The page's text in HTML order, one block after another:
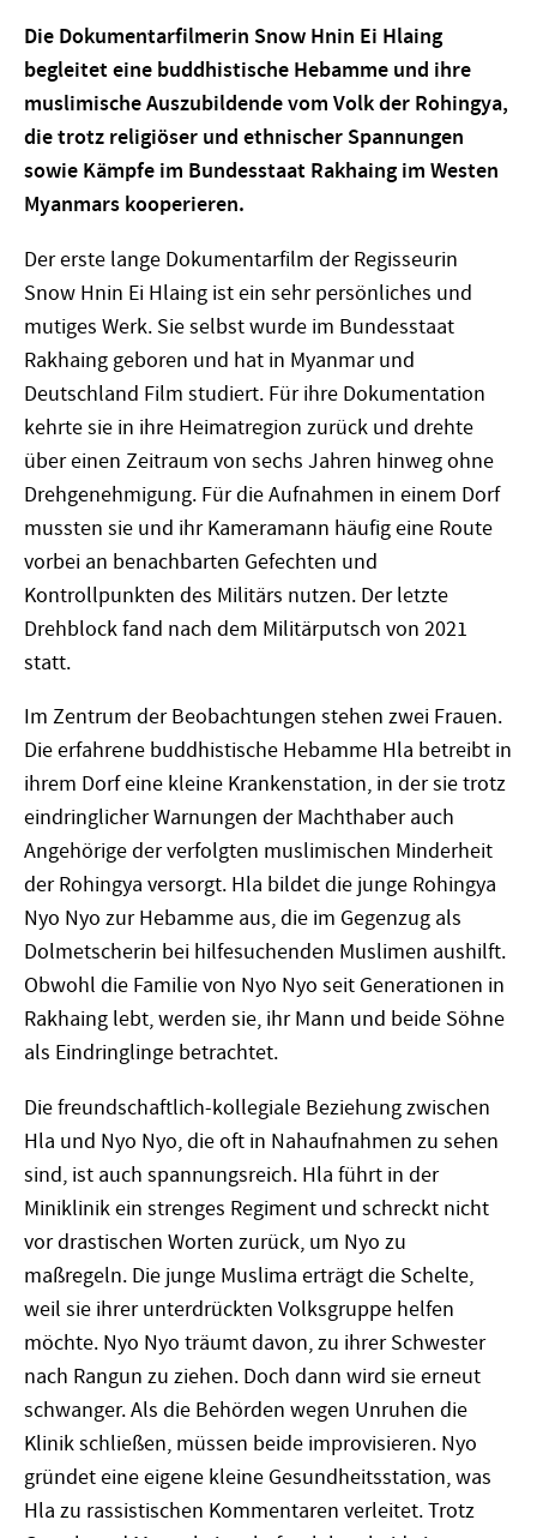
Die Dokumentarfilmerin Snow Hnin Ei Hlaing
begleitet eine buddhistische Hebamme und ihre
muslimische Auszubildende vom Volk der Rohingya,
die trotz religiöser und ethnischer Spannungen
sowie Kämpfe im Bundesstaat Rakhaing im Westen
Myanmars kooperieren.
Der erste lange Dokumentarfilm der Regisseurin
Snow Hnin Ei Hlaing ist ein sehr persönliches und
mutiges Werk. Sie selbst wurde im Bundesstaat
Rakhaing geboren und hat in Myanmar und
Deutschland Film studiert. Für ihre Dokumentation
kehrte sie in ihre Heimatregion zurück und drehte
über einen Zeitraum von sechs Jahren hinweg ohne
Drehgenehmigung. Für die Aufnahmen in einem Dorf
mussten sie und ihr Kameramann häufig eine Route
vorbei an benachbarten Gefechten und
Kontrollpunkten des Militärs nutzen. Der letzte
Drehblock fand nach dem Militärputsch von 2021
statt.
Im Zentrum der Beobachtungen stehen zwei Frauen.
Die erfahrene buddhistische Hebamme Hla betreibt in
ihrem Dorf eine kleine Krankenstation, in der sie trotz
eindringlicher Warnungen der Machthaber auch
Angehörige der verfolgten muslimischen Minderheit
der Rohingya versorgt. Hla bildet die junge Rohingya
Nyo Nyo zur Hebamme aus, die im Gegenzug als
Dolmetscherin bei hilfesuchenden Muslimen aushilft.
Obwohl die Familie von Nyo Nyo seit Generationen in
Rakhaing lebt, werden sie, ihr Mann und beide Söhne
als Eindringlinge betrachtet.
Die freundschaftlich-kollegiale Beziehung zwischen
Hla und Nyo Nyo, die oft in Nahaufnahmen zu sehen
sind, ist auch spannungsreich. Hla führt in der
Miniklinik ein strenges Regiment und schreckt nicht
vor drastischen Worten zurück, um Nyo zu
maßregeln. Die junge Muslima erträgt die Schelte,
weil sie ihrer unterdrückten Volksgruppe helfen
möchte. Nyo Nyo träumt davon, zu ihrer Schwester
nach Rangun zu ziehen. Doch dann wird sie erneut
schwanger. Als die Behörden wegen Unruhen die
Klinik schließen, müssen beide improvisieren. Nyo
gründet eine eigene kleine Gesundheitsstation, was
Hla zu rassistischen Kommentaren verleitet. Trotz